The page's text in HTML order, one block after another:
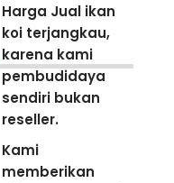
Harga Jual ikan
koi terjangkau,
karena kami
pembudidaya
sendiri bukan
reseller.
Kami
memberikan